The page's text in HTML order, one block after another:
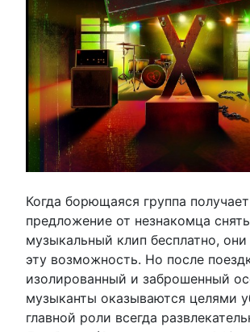
Когда борющаяся группа получает
предложение от незнакомца
музыкальный клип бесплатно, они
эту возможность. Но после
изолированный и заброшенный
музыканты оказываются целями
главной роли всегда